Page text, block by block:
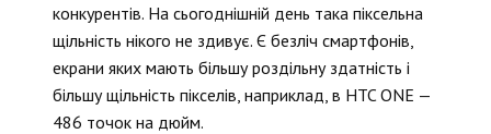
конкурентів. На сьогоднішній день така піксельна
щільність нікого не здивує. Є безліч смартфонів,
екрани яких мають більшу роздільну здатність і
більшу щільність пікселів, наприклад, в HTC ONE —
486 точок на дюйм.